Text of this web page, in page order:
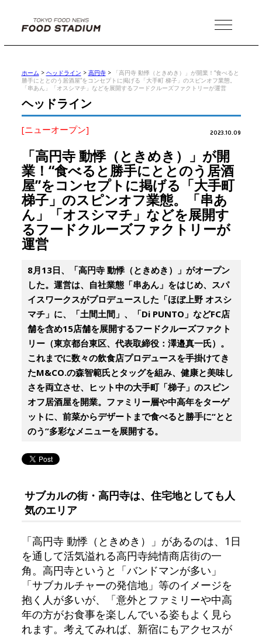
MENU
ホーム > ヘッドライン > 高円寺>
「高円寺 動悸（ときめき）」が開業！“食べると
勝手にととのう居酒屋”をコンセプトに掲げる「大手町 梯子」のスピンオフ業態。
「串あん」「オスシマチ」などを展開するフードクルーズファクトリーが運営
ヘッドライン
[ニューオープン] 2023.10.09
「高円寺 動悸（ときめき）」が開
業！“食べると勝手にととのう居酒
屋”をコンセプトに掲げる「大手町
梯子」のスピンオフ業態。「串あ
ん」「オスシマチ」などを展開す
るフードクルーズファクトリーが
運営
8月13日、「高円寺 動悸（ときめき）」がオープン
した。運営は、自社業態「串あん」をはじめ、スパ
イスワークスがプロデュースした「ほぼ上野 オスシ
マチ」に、「土間土間」、「Di PUNTO」などFC店
舗を含め15店舗を展開するフードクルーズファクト
リー（東京都台東区、代表取締役：澤邉真一氏）。
これまでに数々の飲食店プロデュースを手掛けてき
たM&CO.の森智範氏とタッグを組み、健康と美味し
さを両立させ、ヒット中の大手町「梯子」のスピン
オフ居酒屋を開業。ファミリー層や中高年をターゲ
ットに、前菜からデザートまで食べると勝手に“とと
のう”多彩なメニューを展開する。
サブカルの街・高円寺は、住宅地としても人
気のエリア
「高円寺 動悸（ときめき）」があるのは、1日
を通して活気溢れる高円寺純情商店街の一
角。高円寺というと「バンドマンが多い」
「サブカルチャーの発信地」等のイメージを
抱く人が多いが、「意外とファミリーや中高
年の方がお食事を楽しんでいる姿もよく見ら
れます。考えてみれば、新宿にもアクセスが